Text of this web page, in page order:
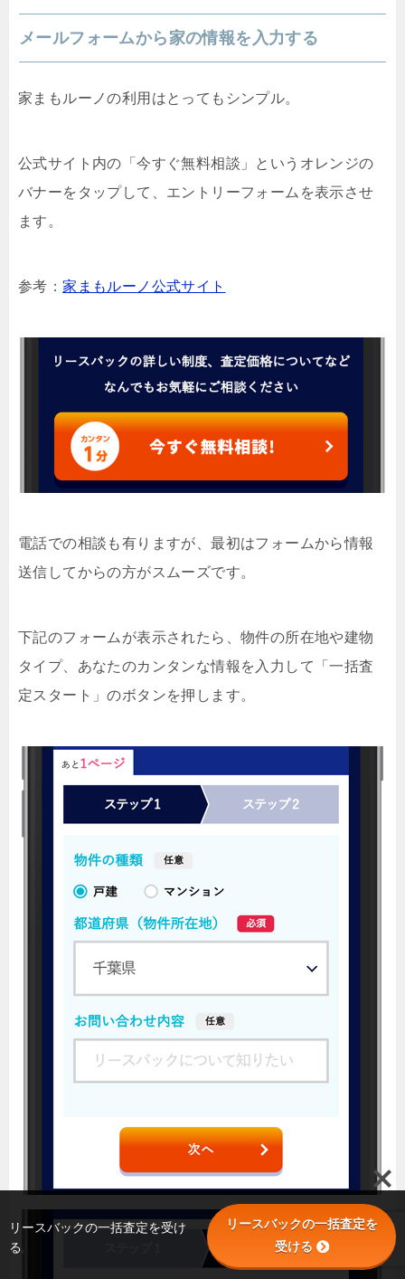
メールフォームから家の情報を入力する
家まもルーノの利用はとってもシンプル。
公式サイト内の「今すぐ無料相談」というオレンジの
バナーをタップして、エントリーフォームを表示させ
ます。
参考：家まもルーノ公式サイト
電話での相談も有りますが、最初はフォームから情報
送信してからの方がスムーズです。
下記のフォームが表示されたら、物件の所在地や建物
タイプ、あなたのカンタンな情報を入力して「一括査
定スタート」のボタンを押します。
リースバックの一括査定を受け
る
リースバックの一括査定を
受ける